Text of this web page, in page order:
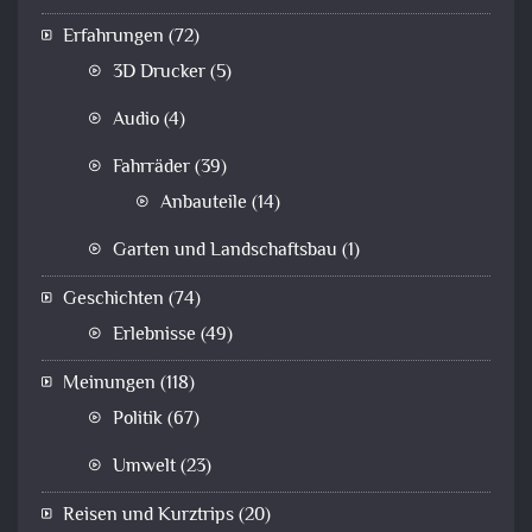
Erfahrungen (72)
3D Drucker(5)
Audio(4)
Fahrräder(39)
Anbauteile (14)
Garten und Landschaftsbau (1)
Geschichten (74)
Erlebnisse (49)
Meinungen (118)
Politik(67)
Umwelt(23)
Reisen und Kurztrips(20)